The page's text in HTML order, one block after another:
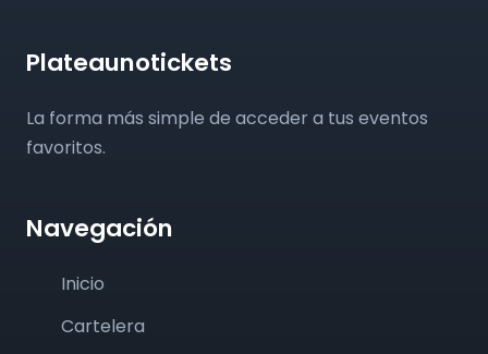
Plateaunotickets
La forma más simple de acceder a tus eventos
favoritos.
Navegación
Inicio
Cartelera